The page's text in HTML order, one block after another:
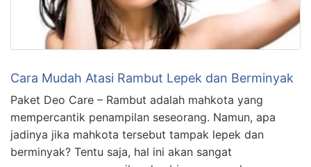
Cara Mudah Atasi Rambut Lepek dan Berminyak
Paket Deo Care – Rambut adalah mahkota yang
mempercantik penampilan seseorang. Namun, apa
jadinya jika mahkota tersebut tampak lepek dan
berminyak? Tentu saja, hal ini akan sangat